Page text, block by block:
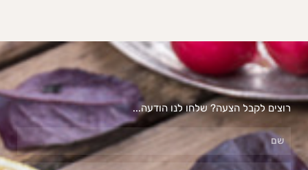
רוצים לקבל הצעה? שלחו לנו הודעה...